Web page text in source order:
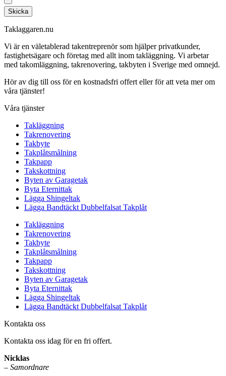
Skicka
Taklaggaren.nu
Vi är en väletablerad takentreprenör som hjälper privatkunder,
fastighetsägare och företag med allt inom takläggning. Vi arbetar
med takomläggning, takrenovering, takbyten i Sverige med omnejd.
Hör av dig till oss för en kostnadsfri offert eller för att veta mer om
våra tjänster!
Våra tjänster
Takläggning
Takrenovering
Takbyte
Takplåtsmålning
Takpapp
Takskottning
Byten av Garagetak
Byta Eternittak
Lägga Shingeltak
Lägga Bandtäckt Dubbelfalsat Takplåt
Takläggning
Takrenovering
Takbyte
Takplåtsmålning
Takpapp
Takskottning
Byten av Garagetak
Byta Eternittak
Lägga Shingeltak
Lägga Bandtäckt Dubbelfalsat Takplåt
Kontakta oss
Kontakta oss idag för en fri offert.
Nicklas
– Samordnare